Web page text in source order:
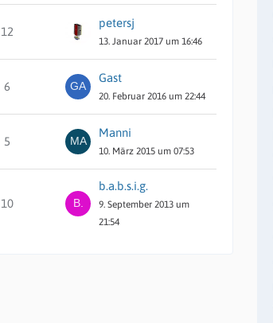
12
petersj
13. Januar 2017 um 16:46
6
Gast
20. Februar 2016 um 22:44
5
Manni
10. März 2015 um 07:53
10
b.a.b.s.i.g.
9. September 2013 um
21:54